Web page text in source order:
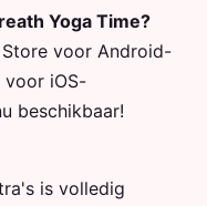
Yoga Time?
voor Android-
iOS-
beschikbaar!
is volledig